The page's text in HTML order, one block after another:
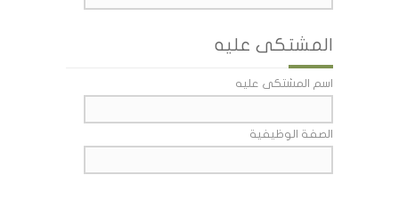
المشتكى عليه
اسم المشتكى عليه
الصفة الوظيفية